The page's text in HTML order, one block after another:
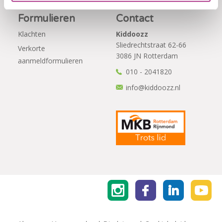
Formulieren
Klachten
Verkorte
aanmeldformulieren
Contact
Kiddoozz
Sliedrechtstraat 62-66
3086 JN Rotterdam
010 - 2041820
info@kiddoozz.nl